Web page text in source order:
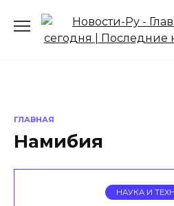
содержанию
ГЛАВНАЯ
Намибия
НАУКА И